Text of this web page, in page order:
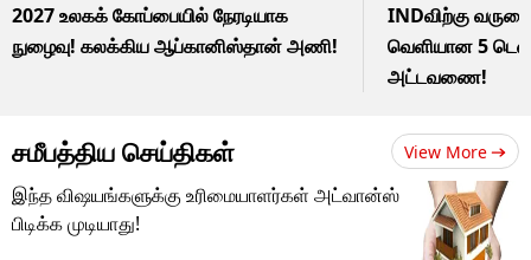
2027 உலகக் கோப்பையில் நேரடியாக
நுழைவு! கலக்கிய ஆப்கானிஸ்தான் அணி!
INDவிற்கு
வெளியான 5
அட்டவணை!
சமீபத்திய செய்திகள் View More
இந்த விஷயங்களுக்கு உரிமையாளர்கள் அட்வான்ஸ்
பிடிக்க முடியாது!